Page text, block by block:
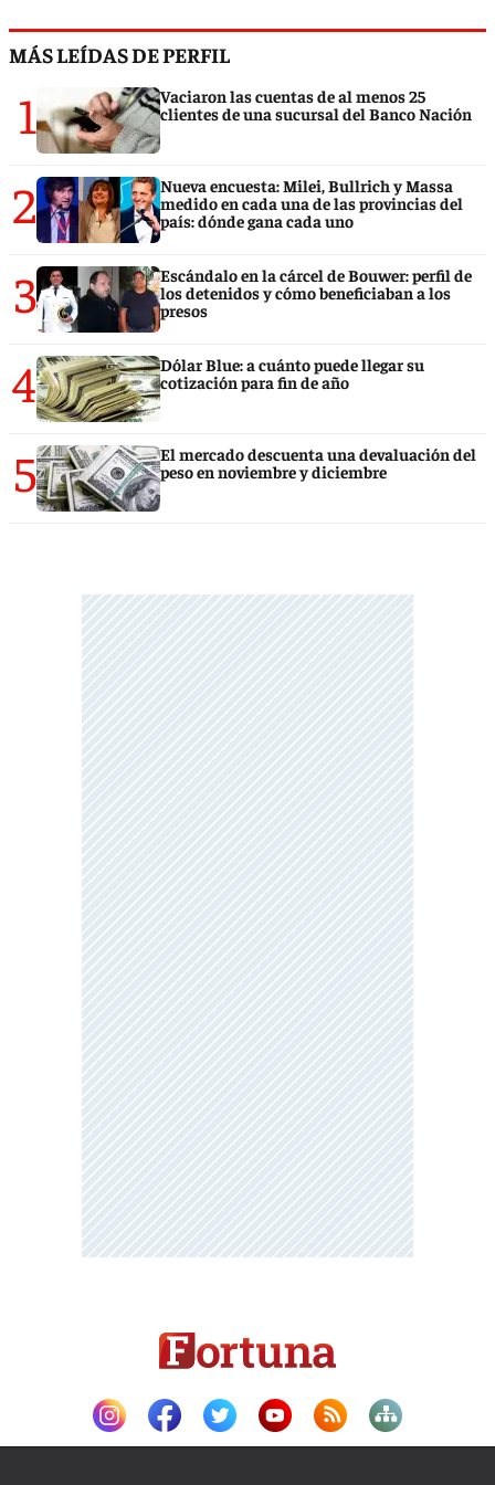
MÁS LEÍDAS DE PERFIL
1
Vaciaron las cuentas de al menos 25
clientes de una sucursal del Banco Nación
2
Nueva encuesta: Milei, Bullrich y Massa
medido en cada una de las provincias del
país: dónde gana cada uno
3
Escándalo en la cárcel de Bouwer: perfil de
los detenidos y cómo beneficiaban a los
presos
4
Dólar Blue: a cuánto puede llegar su
cotización para fin de año
5
El mercado descuenta una devaluación del
peso en noviembre y diciembre